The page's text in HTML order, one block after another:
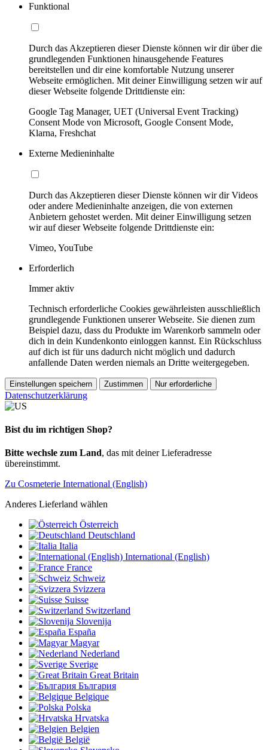
Funktional
Durch das Akzeptieren dieser Dienste können wir dir über die
grundlegenden Funktionen hinausgehende Features
bereitstellen und dir eine komfortable Nutzung unserer
Webseite ermöglichen. Mit deiner Einwilligung setzen wir auf
dieser Webseite folgende Drittdienste ein:
Google Tag Manager, UET (Universal Event Tracking)
Consent Mode von Microsoft, Google Consent Mode,
Klarna, Freshchat
Externe Medieninhalte
Durch das Akzeptieren dieser Dienste können wir dir Videos
oder andere Medieninhalte anzeigen, die von externen
Anbietern gehostet werden. Mit deiner Einwilligung setzen
wir auf dieser Webseite folgende Drittdienste ein:
Vimeo, YouTube
Erforderlich
Immer aktiv
Technisch erforderliche Cookies gewährleisten ausschließlich
grundlegende Funktionen unserer Webseite. Sie dienen zum
Beispiel dazu, dass du Produkte im Warenkorb sammeln oder
dich in dein Kundenkonto einloggen kannst. Ein Rückschluss
auf dich ist für uns dadurch nicht möglich und dadurch
anfallende Daten werden niemals an Dritte weitergegeben.
Einstellungen speichern Zustimmen Nur erforderliche
Datenschutzerklärung
Bist du im richtigen Shop?
Bitte wechsle zum Land, das mit deiner Lieferadresse
übereinstimmt.
Zu Cosmeterie International (English)
Anderes Lieferland wählen
Österreich
Deutschland
Italia
International (English)
France
Schweiz
Svizzera
Suisse
Switzerland
Slovenija
España
Magyar
Nederland
Sverige
Great Britain
България
Belgique
Polska
Hrvatska
Belgien
België